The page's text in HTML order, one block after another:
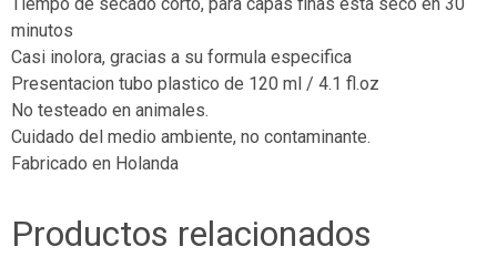
minutos
Casi inolora, gracias a su formula especifica
Presentacion tubo plastico de 120 ml / 4.1 fl.oz
No testeado en animales.
Cuidado del medio ambiente, no contaminante.
Fabricado en Holanda
Productos relacionados